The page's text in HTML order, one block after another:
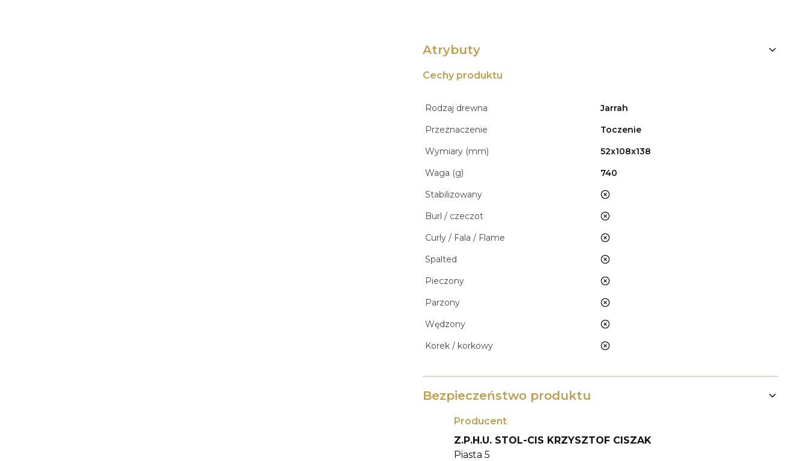
Atrybuty
Cechy produktu
Rodzaj drewna
Jarrah
Przeznaczenie
Toczenie
Wymiary (mm)
52x108x138
Waga (g)
740
Stabilizowany
nie
Burl / czeczot
nie
Curly / Fala / Flame
nie
Spalted
nie
Pieczony
nie
Parzony
nie
Wędzony
nie
Korek / korkowy
nie
Bezpieczeństwo produktu
Producent
Z.P.H.U. STOL-CIS KRZYSZTOF CISZAK
Piasta 5